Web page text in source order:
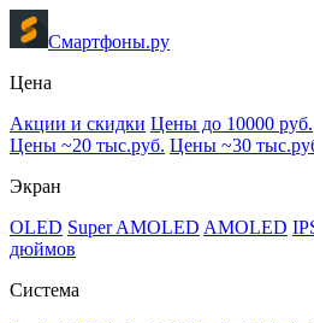
Смартфоны.ру
Цена
Акции и скидки Цены до 10000 руб.
Цены ~20 тыс.руб. Цены ~30
Экран
OLED Super AMOLED AMOLED
дюймов
Система